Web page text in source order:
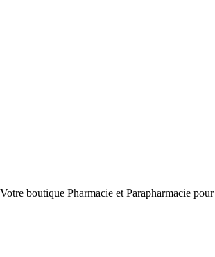
Votre boutique Pharmacie et Parapharmacie